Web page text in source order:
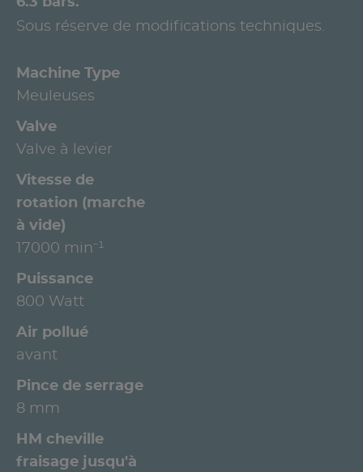
Sous réserve de modifications techniques.
Machine Type
Meuleuses
Valve
Valve à levier
Vitesse de
rotation (marche
à vide)
17000 min⁻¹
Puissance
800 Watt
Air pollué
avant
Pince de serrage
8 mm
HM cheville
fraisage jusqu'à